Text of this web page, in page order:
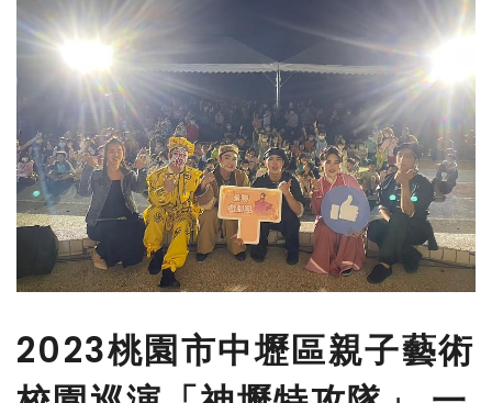
2023桃園市中壢區親子藝術